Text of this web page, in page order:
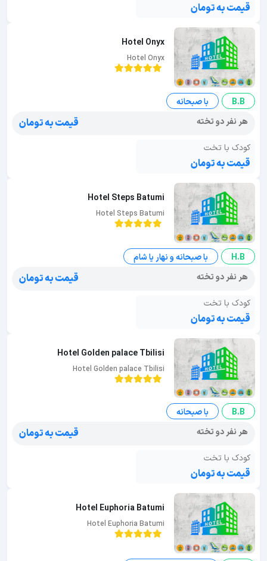
قیمت به تومان
Hotel Onyx
Hotel Onyx
B.B
با صبحانه
هر نفر دو تخته
قیمت به تومان
کودک با تخت
قیمت به تومان
Hotel Steps Batumi
Hotel Steps Batumi
H.B
با صبحانه و نهار یا شام
هر نفر دو تخته
قیمت به تومان
کودک با تخت
قیمت به تومان
Hotel Golden palace Tbilisi
Hotel Golden palace Tbilisi
B.B
با صبحانه
هر نفر دو تخته
قیمت به تومان
کودک با تخت
قیمت به تومان
Hotel Euphoria Batumi
Hotel Euphoria Batumi